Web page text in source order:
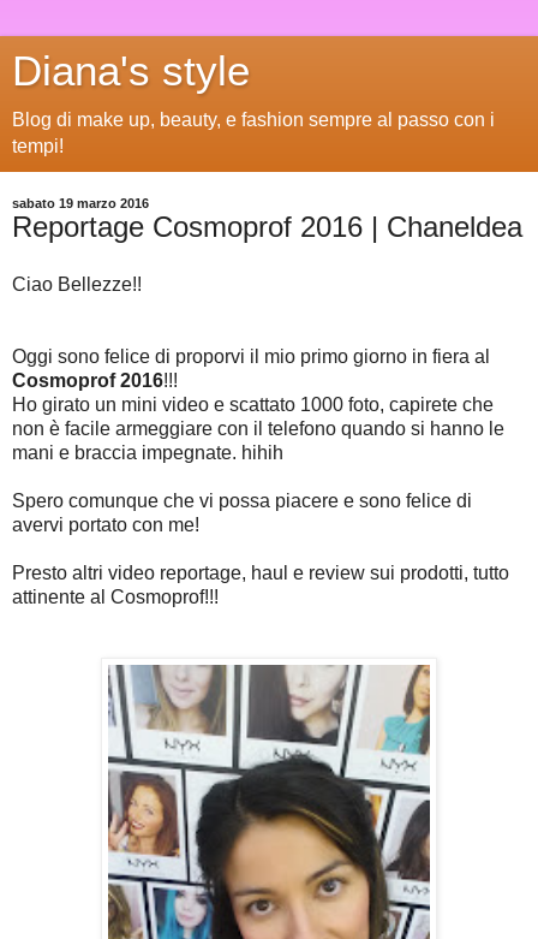
Diana's style
Blog di make up, beauty, e fashion sempre al passo con i
tempi!
sabato 19 marzo 2016
Reportage Cosmoprof 2016 | Chaneldea
Ciao Bellezze!!
Oggi sono felice di proporvi il mio primo giorno in fiera al
Cosmoprof 2016!!!
Ho girato un mini video e scattato 1000 foto, capirete che
non è facile armeggiare con il telefono quando si hanno le
mani e braccia impegnate. hihih
Spero comunque che vi possa piacere e sono felice di
avervi portato con me!
Presto altri video reportage, haul e review sui prodotti, tutto
attinente al Cosmoprof!!!